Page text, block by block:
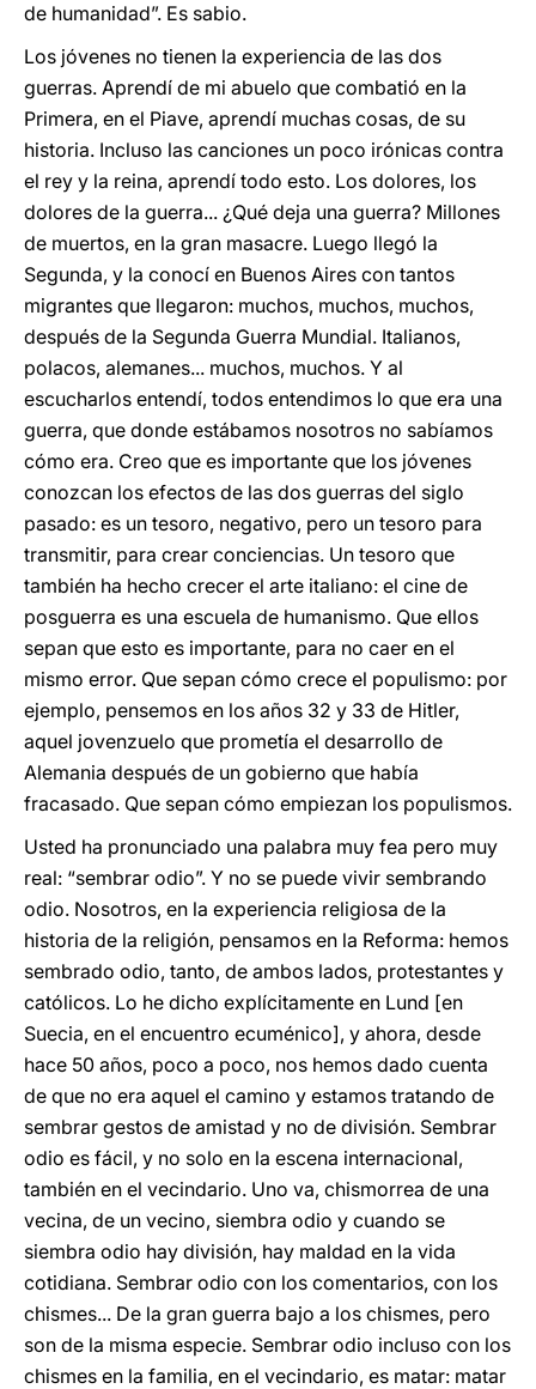
de humanidad”. Es sabio.
Los jóvenes no tienen la experiencia de las dos
guerras. Aprendí de mi abuelo que combatió en la
Primera, en el Piave, aprendí muchas cosas, de su
historia. Incluso las canciones un poco irónicas contra
el rey y la reina, aprendí todo esto. Los dolores, los
dolores de la guerra... ¿Qué deja una guerra? Millones
de muertos, en la gran masacre. Luego llegó la
Segunda, y la conocí en Buenos Aires con tantos
migrantes que llegaron: muchos, muchos, muchos,
después de la Segunda Guerra Mundial. Italianos,
polacos, alemanes... muchos, muchos. Y al
escucharlos entendí, todos entendimos lo que era una
guerra, que donde estábamos nosotros no sabíamos
cómo era. Creo que es importante que los jóvenes
conozcan los efectos de las dos guerras del siglo
pasado: es un tesoro, negativo, pero un tesoro para
transmitir, para crear conciencias. Un tesoro que
también ha hecho crecer el arte italiano: el cine de
posguerra es una escuela de humanismo. Que ellos
sepan que esto es importante, para no caer en el
mismo error. Que sepan cómo crece el populismo: por
ejemplo, pensemos en los años 32 y 33 de Hitler,
aquel jovenzuelo que prometía el desarrollo de
Alemania después de un gobierno que había
fracasado. Que sepan cómo empiezan los populismos.
Usted ha pronunciado una palabra muy fea pero muy
real: “sembrar odio”. Y no se puede vivir sembrando
odio. Nosotros, en la experiencia religiosa de la
historia de la religión, pensamos en la Reforma: hemos
sembrado odio, tanto, de ambos lados, protestantes y
católicos. Lo he dicho explícitamente en Lund [en
Suecia, en el encuentro ecuménico], y ahora, desde
hace 50 años, poco a poco, nos hemos dado cuenta
de que no era aquel el camino y estamos tratando de
sembrar gestos de amistad y no de división. Sembrar
odio es fácil, y no solo en la escena internacional,
también en el vecindario. Uno va, chismorrea de una
vecina, de un vecino, siembra odio y cuando se
siembra odio hay división, hay maldad en la vida
cotidiana. Sembrar odio con los comentarios, con los
chismes... De la gran guerra bajo a los chismes, pero
son de la misma especie. Sembrar odio incluso con los
chismes en la familia, en el vecindario, es matar: matar